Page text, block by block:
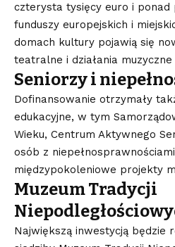
czterysta tysięcy euro i ponad
funduszy europejskich i
domach kultury pojawią się
teatralne i działania
Seniorzy i
Dofinansowanie otrzymały
edukacyjne, w tym
Wieku, Centrum Aktywnego
osób z
międzypokoleniowe projekty
Muzeum Tradycji
Największą inwestycją będzie